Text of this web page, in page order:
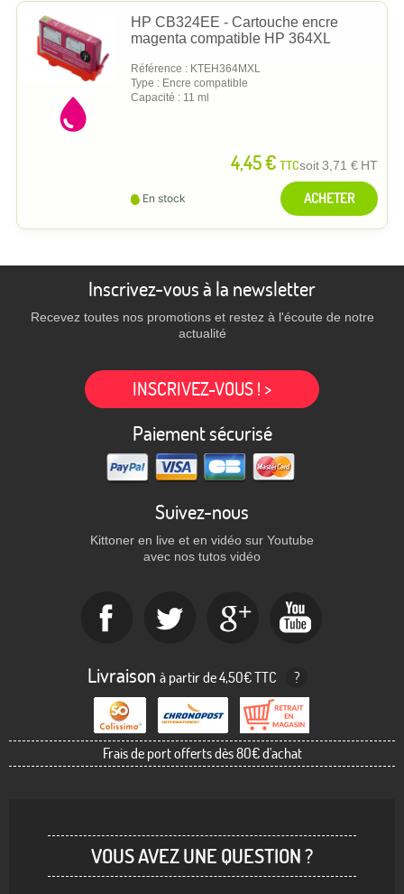
HP CB324EE - Cartouche encre
magenta compatible HP 364XL
Référence : KTEH364MXL
Type : Encre compatible
Capacité : 11 ml
4,45 € TTCsoit3,71 € HT
En stock ACHETER
Inscrivez-vous à la newsletter
Recevez toutes nos promotions et restez à l'écoute de notre
actualité
INSCRIVEZ-VOUS ! >
Paiement sécurisé
Suivez-nous
Kittoner en live et en vidéo sur Youtube
avec nos tutos vidéo
Livraison à partir de 4,50€ TTC ?
Frais de port offerts dès 80€ d'achat
VOUS AVEZ UNE QUESTION ?